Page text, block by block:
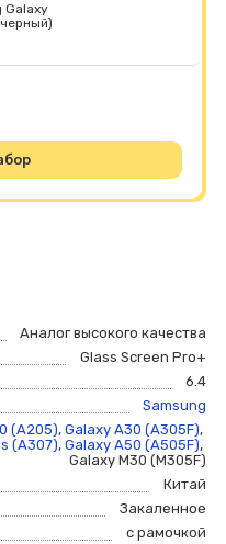
Galaxy
Аналог высокого качества
Glass Screen Pro+
6.4
Samsung
(A205), Galaxy A30 (A305F),
(A307), Galaxy A50 (A505F),
Galaxy M30 (M305F)
Китай
Закаленное
с рамочкой